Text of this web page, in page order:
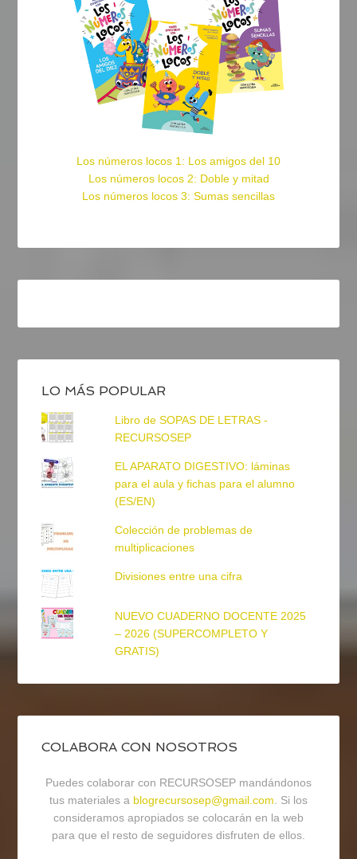
Los números locos 1: Los amigos del 10
Los números locos 2: Doble y mitad
Los números locos 3: Sumas sencillas
LO MÁS POPULAR
Libro de SOPAS DE LETRAS -
RECURSOSEP
EL APARATO DIGESTIVO: láminas
para el aula y fichas para el alumno
(ES/EN)
Colección de problemas de
multiplicaciones
Divisiones entre una cifra
NUEVO CUADERNO DOCENTE 2025
– 2026 (SUPERCOMPLETO Y
GRATIS)
COLABORA CON NOSOTROS
Puedes colaborar con RECURSOSEP mandándonos
tus materiales a blogrecursosep@gmail.com . Si los
consideramos apropiados se colocarán en la web
para que el resto de seguidores disfruten de ellos.